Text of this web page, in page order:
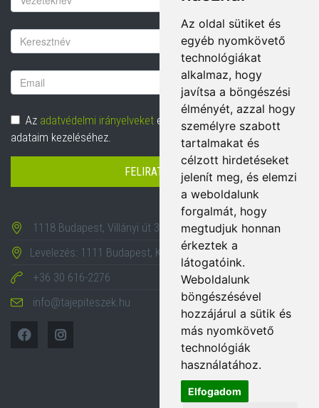
Az oldal sütiket és
egyéb nyomkövető
technológiákat
alkalmaz, hogy
javítsa a böngészési
élményét, azzal hogy
személyre szabott
tartalmakat és
célzott hirdetéseket
jelenít meg, és elemzi
a weboldalunk
forgalmát, hogy
megtudjuk honnan
érkeztek a
látogatóink.
Weboldalunk
böngészésével
hozzájárul a sütik és
más nyomkövető
technológiák
használatához.
Elfogadom
Vezetéknév
Email
cím
Adatvédelem
Az adatvédelmi irányelveket elolvastam és hozzájárulok
adataim kezeléséhez.
FELIRATKOZÁS
1118 Budapest, Villányi út 35-43.
Levelezés: 1111 Budapest, Karinthy Frigyes út 24.
+36 30 616-2276
info@tajepiteszek.hu